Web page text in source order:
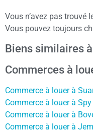
Vous n’avez pas trouvé
Vous pouvez toujours
Biens similaires
Commerces à
Commerce à louer à
Commerce à louer à
Commerce à louer à
Commerce à louer à